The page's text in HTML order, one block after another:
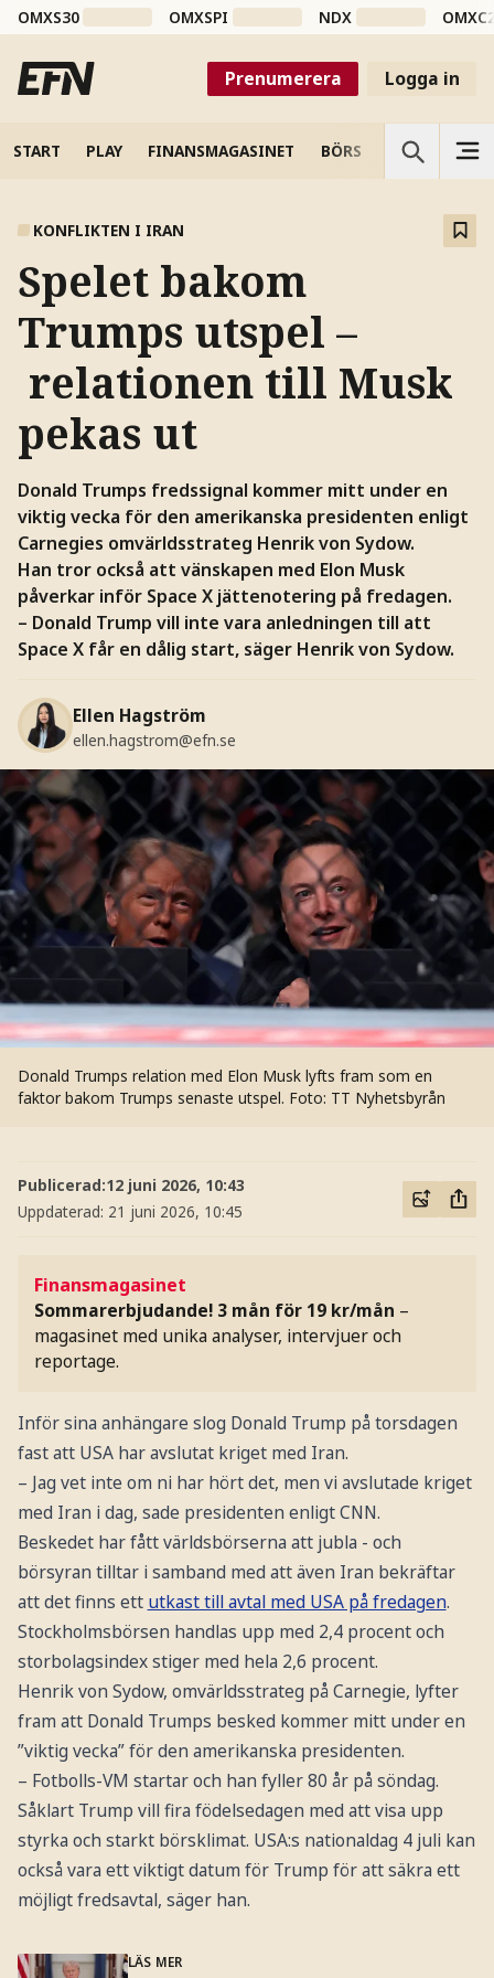
OMXS30 OMXSPI NDX
Prenumerera Logga in
START PLAY FINANSMAGASINET BÖRS VETENSKAP
KONFLIKTEN I IRAN
Spelet bakom
Trumps utspel –
relationen till Musk
pekas ut
Donald Trumps fredssignal kommer mitt under en
viktig vecka för den amerikanska presidenten enligt
Carnegies omvärldsstrateg Henrik von Sydow.
Han tror också att vänskapen med Elon Musk
påverkar inför Space X jättenotering på fredagen.
– Donald Trump vill inte vara anledningen till att
Space X får en dålig start, säger Henrik von Sydow.
Ellen Hagström
ellen.hagstrom@efn.se
Donald Trumps relation med Elon Musk lyfts fram som en
faktor bakom Trumps senaste utspel. Foto: TT Nyhetsbyrån
Publicerad:12 juni 2026, 10:43
Uppdaterad: 21 juni 2026, 10:45
Finansmagasinet
Sommarerbjudande! 3 mån för 19 kr/mån –
magasinet med unika analyser, intervjuer och
reportage.
Inför sina anhängare slog Donald Trump på torsdagen
fast att USA har avslutat kriget med Iran.
– Jag vet inte om ni har hört det, men vi avslutade kriget
med Iran i dag, sade presidenten enligt CNN.
Beskedet har fått världsbörserna att jubla - och
börsyran tilltar i samband med att även Iran bekräftar
att det finns ett utkast till avtal med USA på fredagen.
Stockholmsbörsen handlas upp med 2,4 procent och
storbolagsindex stiger med hela 2,6 procent.
Henrik von Sydow, omvärldsstrateg på Carnegie, lyfter
fram att Donald Trumps besked kommer mitt under en
”viktig vecka” för den amerikanska presidenten.
– Fotbolls-VM startar och han fyller 80 år på söndag.
Såklart Trump vill fira födelsedagen med att visa upp
styrka och starkt börsklimat. USA:s nationaldag 4 juli kan
också vara ett viktigt datum för Trump för att säkra ett
möjligt fredsavtal, säger han.
LÄS MER